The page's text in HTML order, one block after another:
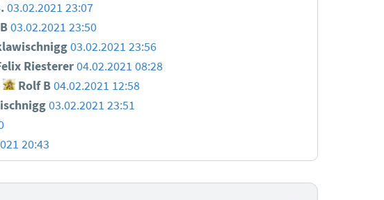
03.02.2021 23:07
03.02.2021 23:50
03.02.2021 23:56
Riesterer04.02.2021 08:28
Rolf B04.02.2021 12:58
03.02.2021 23:51
20:43